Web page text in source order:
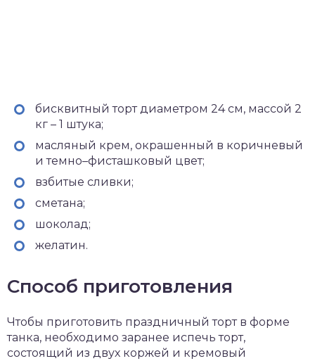
бисквитный торт диаметром 24 см, массой 2
кг – 1 штука;
масляный крем, окрашенный в коричневый
и темно–фисташковый цвет;
взбитые сливки;
сметана;
шоколад;
желатин.
Способ приготовления
Чтобы приготовить праздничный торт в форме
танка, необходимо заранее испечь торт,
состоящий из двух коржей и кремовый